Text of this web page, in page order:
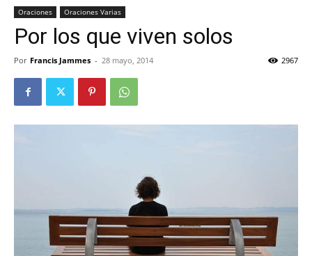
Oraciones Oraciones Varias
Por los que viven solos
Por Francis Jammes - 28 mayo, 2014 2967